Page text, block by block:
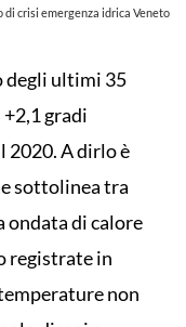
di crisi emergenza idrica Veneto
degli ultimi 35
gradi
2020. A dirlo è
sottolinea tra
ondata di calore
registrate in
non